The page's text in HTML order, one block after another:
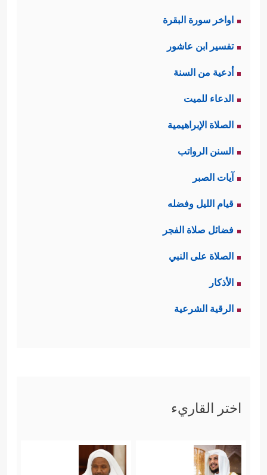
اواخر سورة البقرة
تفسير ابن عاشور
أدعية من السنة
الدعاء للميت
الصلاة الإبراهيمية
السنن الرواتب
آيات الصبر
قيام الليل وفضله
فضائل صلاة الفجر
الصلاة على النبي
الأذكار
الرقية الشرعية
اختر القاريء